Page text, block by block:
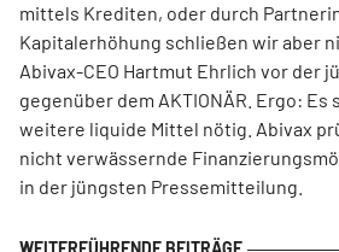
mittels Krediten, oder durch
Kapitalerhöhung schließen wir aber
Abivax-CEO Hartmut Ehrlich vor der
gegenüber dem AKTIONÄR. Ergo:
weitere liquide Mittel nötig. Abivax
nicht verwässernde
in der jüngsten Pressemitteilung.